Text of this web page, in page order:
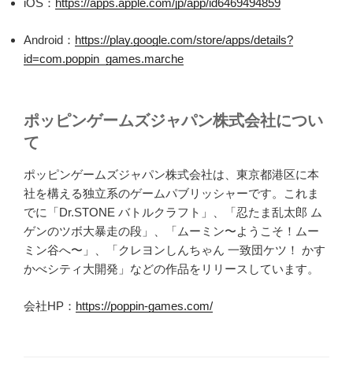
iOS： https://apps.apple.com/jp/app/id6469494859
Android： https://play.google.com/store/apps/details?
id=com.poppin_games.marche
ポッピンゲームズジャパン株式会社につい
て
ポッピンゲームズジャパン株式会社は、東京都港区に本
社を構える独立系のゲームパブリッシャーです。これま
でに「Dr.STONE バトルクラフト」、「忍たま乱太郎 ム
ゲンのツボ大暴走の段」、「ムーミン〜ようこそ！ムー
ミン谷へ〜」、「クレヨンしんちゃん 一致団ケツ！ かす
かべシティ大開発」などの作品をリリースしています。
会社HP： https://poppin-games.com/